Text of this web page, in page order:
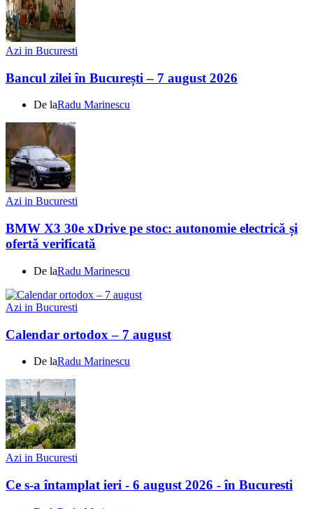
Azi in Bucuresti
Bancul zilei în București – 7 august 2026
De laRadu Marinescu
Azi in Bucuresti
BMW X3 30e xDrive pe stoc: autonomie electrică și
ofertă verificată
De laRadu Marinescu
Azi in Bucuresti
Calendar ortodox – 7 august
De laRadu Marinescu
Azi in Bucuresti
Ce s-a întamplat ieri - 6 august 2026 - în Bucuresti